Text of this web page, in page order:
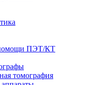
ПЭТ/КТ
томография